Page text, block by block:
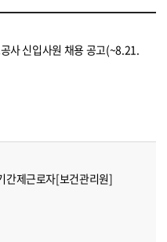
사 신입사원 채용 공고(~8.21.
간제근로자[보건관리원]